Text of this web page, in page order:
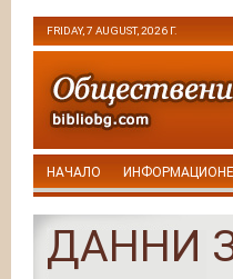
FRIDAY, 7 AUGUST, 2026 Г.
НАЧАЛО
ДАННИ